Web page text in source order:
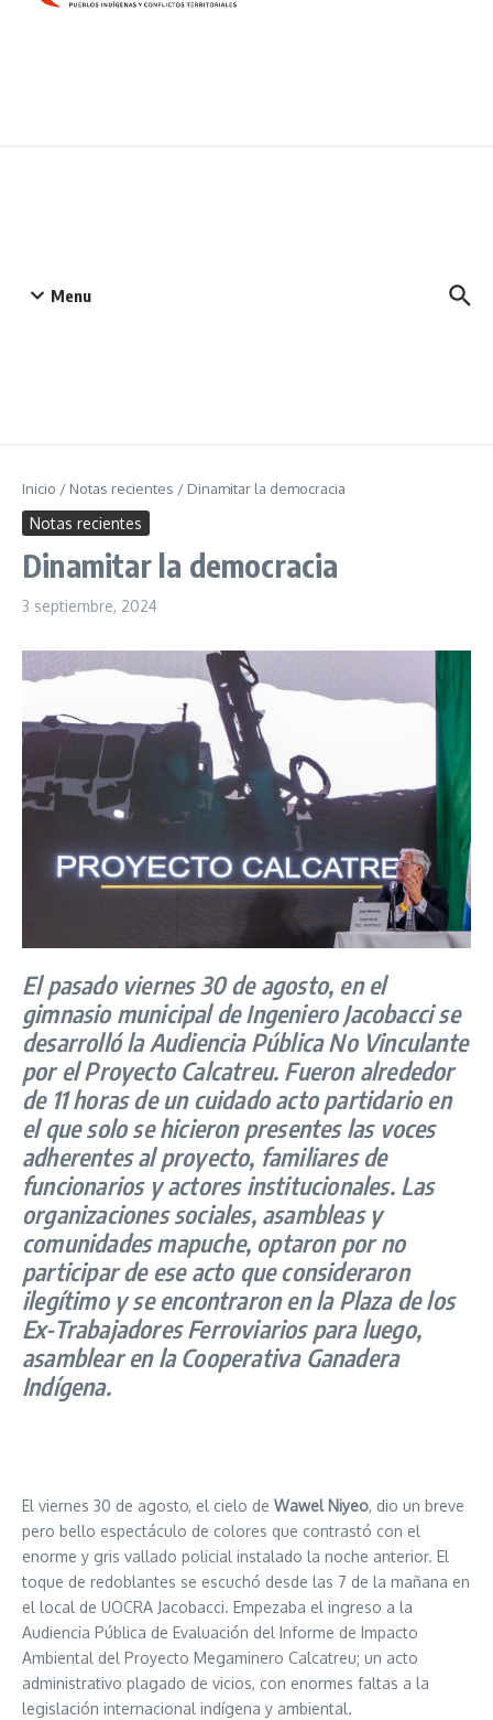
Menu
Inicio / Notas recientes / Dinamitar la democracia
Notas recientes
Dinamitar la democracia
3 septiembre, 2024
El pasado viernes 30 de agosto, en el
gimnasio municipal de Ingeniero Jacobacci se
desarrolló la Audiencia Pública No Vinculante
por el Proyecto Calcatreu. Fueron alrededor
de 11 horas de un cuidado acto partidario en
el que solo se hicieron presentes las voces
adherentes al proyecto, familiares de
funcionarios y actores institucionales. Las
organizaciones sociales, asambleas y
comunidades mapuche, optaron por no
participar de ese acto que consideraron
ilegítimo y se encontraron en la Plaza de los
Ex-Trabajadores Ferroviarios para luego,
asamblear en la Cooperativa Ganadera
Indígena.
El viernes 30 de agosto, el cielo de Wawel Niyeo, dio un breve
pero bello espectáculo de colores que contrastó con el
enorme y gris vallado policial instalado la noche anterior. El
toque de redoblantes se escuchó desde las 7 de la mañana en
el local de UOCRA Jacobacci. Empezaba el ingreso a la
Audiencia Pública de Evaluación del Informe de Impacto
Ambiental del Proyecto Megaminero Calcatreu; un acto
administrativo plagado de vicios, con enormes faltas a la
legislación internacional indígena y ambiental.